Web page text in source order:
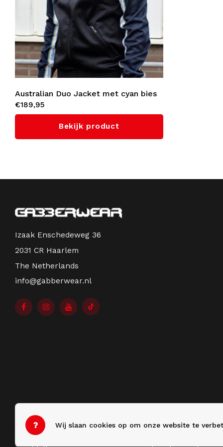
Australian Duo Jacket met cyan bies
3.0 (Navy)
€189,95
Bekijk product
Izaak Enschedeweg 36
2031 CR Haarlem
The Netherlands
info@gabberwear.nl
© Copyright 2026 Gabberwear - Theme by
Wij slaan cookies op om onze website te